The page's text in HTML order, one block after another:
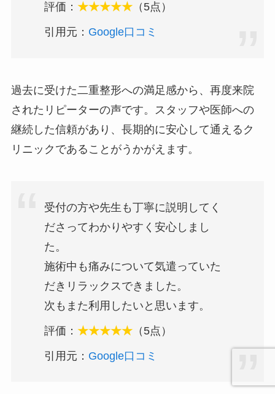
評価： ★★★★★（5点）
引用元： Google口コミ
過去に受けた二重整形への満足感から、再度来院
されたリピーターの声です。スタッフや医師への
継続した信頼があり、長期的に安心して通えるク
リニックであることがうかがえます。
受付の方や先生も丁寧に説明してく
ださってわかりやすく安心しまし
た。
施術中も痛みについて気遣っていた
だきリラックスできました。
次もまた利用したいと思います。
評価： ★★★★★（5点）
引用元： Google口コミ